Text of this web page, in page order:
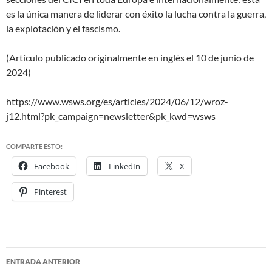
es la única manera de liderar con éxito la lucha contra la guerra,
la explotación y el fascismo.
(Artículo publicado originalmente en inglés el 10 de junio de
2024)
https://www.wsws.org/es/articles/2024/06/12/wroz-
j12.html?pk_campaign=newsletter&pk_kwd=wsws
COMPARTE ESTO:
Facebook LinkedIn X
Pinterest
ENTRADA ANTERIOR